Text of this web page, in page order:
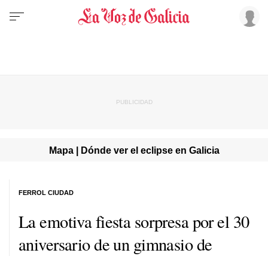
Mapa | Dónde ver el eclipse en Galicia
La emotiva fiesta sorpresa por el 30
aniversario de un gimnasio de
FERROL CIUDAD